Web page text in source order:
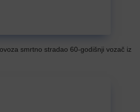
smrtno stradao 60-godišnji vozač iz